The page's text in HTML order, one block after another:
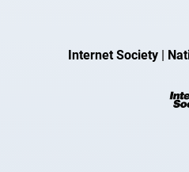
Internet Society |